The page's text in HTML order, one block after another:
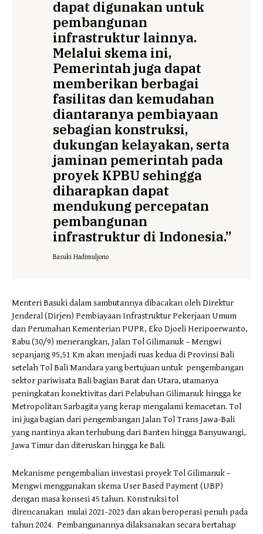
dapat digunakan untuk
pembangunan
infrastruktur lainnya.
Melalui skema ini,
Pemerintah juga dapat
memberikan berbagai
fasilitas dan kemudahan
diantaranya pembiayaan
sebagian konstruksi,
dukungan kelayakan, serta
jaminan pemerintah pada
proyek KPBU sehingga
diharapkan dapat
mendukung percepatan
pembangunan
infrastruktur di Indonesia.”
Basuki Hadimuljono
Menteri Basuki dalam sambutannya dibacakan oleh Direktur
Jenderal (Dirjen) Pembiayaan Infrastruktur Pekerjaan Umum
dan Perumahan Kementerian PUPR, Eko Djoeli Heripoerwanto,
Rabu (30/9) menerangkan, Jalan Tol Gilimanuk – Mengwi
sepanjang 95,51 Km akan menjadi ruas kedua di Provinsi Bali
setelah Tol Bali Mandara yang bertujuan untuk pengembangan
sektor pariwisata Bali bagian Barat dan Utara, utamanya
peningkatan konektivitas dari Pelabuhan Gilimanuk hingga ke
Metropolitan Sarbagita yang kerap mengalami kemacetan. Tol
ini juga bagian dari pengembangan Jalan Tol Trans Jawa-Bali
yang nantinya akan terhubung dari Banten hingga Banyuwangi,
Jawa Timur dan diteruskan hingga ke Bali.
Mekanisme pengembalian investasi proyek Tol Gilimanuk –
Mengwi menggunakan skema User Based Payment (UBP)
dengan masa konsesi 45 tahun. Konstruksi tol
direncanakan mulai 2021-2023 dan akan beroperasi penuh pada
tahun 2024. Pembangunannya dilaksanakan secara bertahap